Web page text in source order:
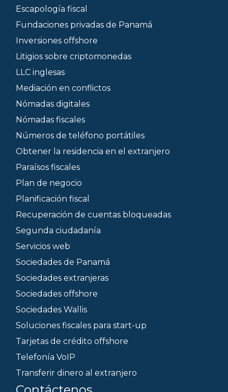
Escapología fiscal
Fundaciones privadas de Panamá
Inversiones offshore
Litigios sobre criptomonedas
LLC inglesas
Mediación en conflictos
Nómadas digitales
Nómadas fiscales
Números de teléfono portátiles
Obtener la residencia en el extranjero
Paraísos fiscales
Plan de negocio
Planificación fiscal
Recuperación de cuentas bloqueadas
Segunda ciudadanía
Servicios web
Sociedades de Panamá
Sociedades extranjeras
Sociedades offshore
Sociedades Wallis
Soluciones fiscales para start-up
Tarjetas de crédito offshore
Telefonía VoIP
Transferir dinero al extranjero